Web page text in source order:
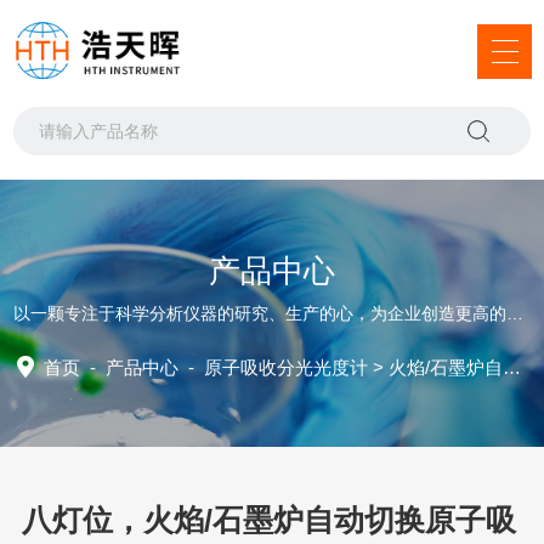
产品中心
首页-产品中心 - 原子吸收分光光度计 > 火焰/石墨炉自动切换原子吸收
八灯位，火焰/石墨炉自动切换原子吸